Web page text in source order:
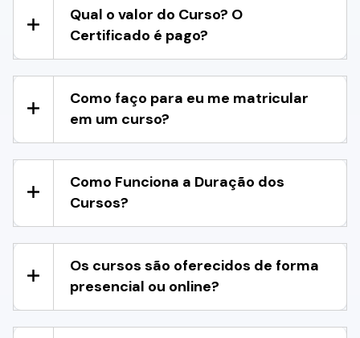
Qual o valor do Curso? O
Certificado é pago?
Como faço para eu me matricular
em um curso?
Como Funciona a Duração dos
Cursos?
Os cursos são oferecidos de forma
presencial ou online?